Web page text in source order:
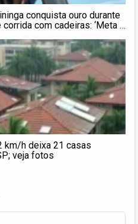
conquista ouro durante
com cadeiras: ‘Meta é
km/h deixa 21 casas
veja fotos